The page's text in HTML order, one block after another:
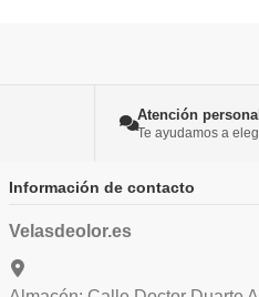
Atención
Te ayudamos a
Información de contacto
Velasdeolor.es